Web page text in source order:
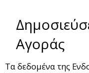
Αγοράς
Τα δεδομένα της